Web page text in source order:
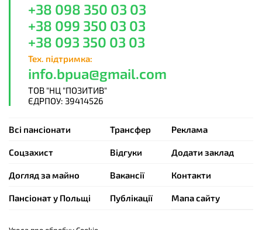
Всі пансіонати
Cоцзахист
Догляд за майно
Пансіонат у Польщі
Трансфер
Відгуки
Вакансії
Публікації
Реклама
Додати заклад
Контакти
Мапа сайту
+38 098 350 03 03
+38 099 350 03 03
+38 093 350 03 03
Тех. підтримка:
info.bpua@gmail.com
ТОВ "НЦ "ПОЗИТИВ"
ЄДРПОУ: 39414526